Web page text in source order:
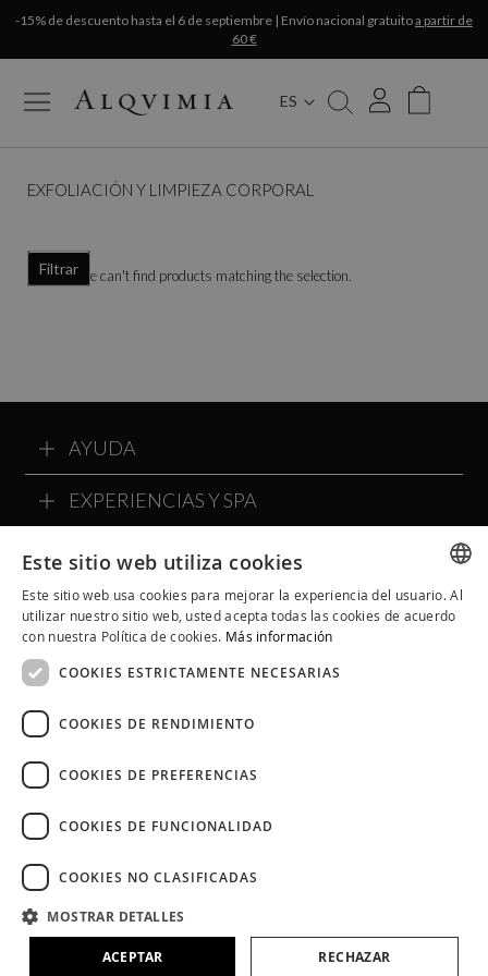
-15% de descuento hasta el 6 de septiembre | Envío nacional gratuitoa partir de
60 €
ES
My Cart
EXFOLIACIÓN Y LIMPIEZA CORPORAL
Filtrar We can't find products matching the selection.
AYUDA
EXPERIENCIAS Y SPA
SOBRE ALQVIMIA
COMMUNITY ALQVIMIA
Condiciones Generales
SPANISH
Este sitio web utiliza cookies
Este sitio web usa cookies para mejorar la experiencia del usuario. Al
utilizar nuestro sitio web, usted acepta todas las cookies de acuerdo
con nuestra Política de cookies. Más información
COOKIES ESTRICTAMENTE NECESARIAS
COOKIES DE RENDIMIENTO
COOKIES DE PREFERENCIAS
COOKIES DE FUNCIONALIDAD
COOKIES NO CLASIFICADAS
MOSTRAR DETALLES
ACEPTAR RECHAZAR